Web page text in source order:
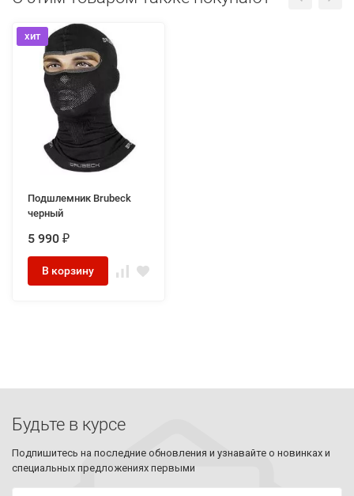
хит
Подшлемник Brubeck
черный
5 990 ₽
В корзину
Будьте в курсе
Подпишитесь на последние обновления и узнавайте о новинках и
специальных предложениях первыми